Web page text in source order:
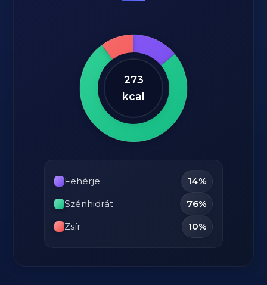
273
kcal
Fehérje
14%
Szénhidrát
76%
Zsír
10%